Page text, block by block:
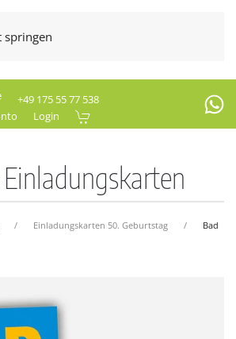
springen
+49 175 55 77 538
Login
Einladungskarten 50. Geburtstag
Bad